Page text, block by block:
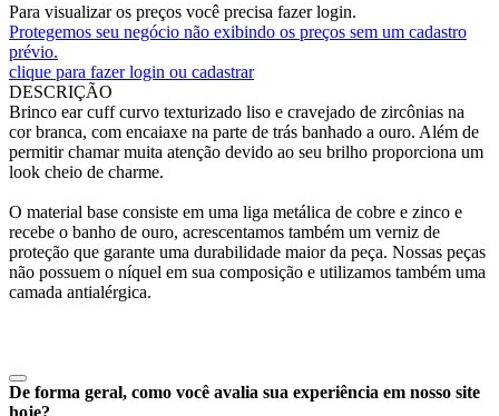
Para visualizar os preços você precisa fazer login.
Protegemos seu negócio não exibindo os preços sem um cadastro
prévio.
clique para fazer login ou cadastrar
DESCRIÇÃO
Brinco ear cuff curvo texturizado liso e cravejado de zircônias na
cor branca, com encaiaxe na parte de trás banhado a ouro. Além de
permitir chamar muita atenção devido ao seu brilho proporciona um
look cheio de charme.
O material base consiste em uma liga metálica de cobre e zinco e
recebe o banho de ouro, acrescentamos também um verniz de
proteção que garante uma durabilidade maior da peça. Nossas peças
não possuem o níquel em sua composição e utilizamos também uma
camada antialérgica.
De forma geral, como você avalia sua experiência em nosso site
hoje?